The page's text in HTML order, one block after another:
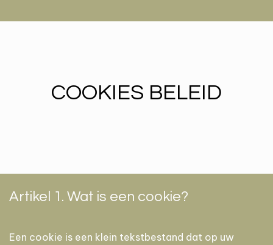
COOKIES BELEID
Artikel 1. Wat is een cookie?
Een cookie is een klein tekstbestand dat op uw